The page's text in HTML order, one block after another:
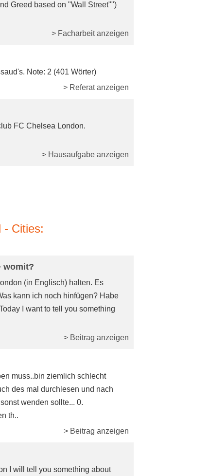
Greed based on "Wall Street"")
> Facharbeit anzeigen
Note: 2 (401 Wörter)
> Referat anzeigen
FC Chelsea London.
> Hausaufgabe anzeigen
- Cities:
womit?
(in Englisch) halten. Es
kann ich noch hinfügen? Habe
I want to tell you something
> Beitrag anzeigen
muss..bin ziemlich schlecht
des mal durchlesen und nach
wenden sollte... 0.
th..
> Beitrag anzeigen
I will tell you something about